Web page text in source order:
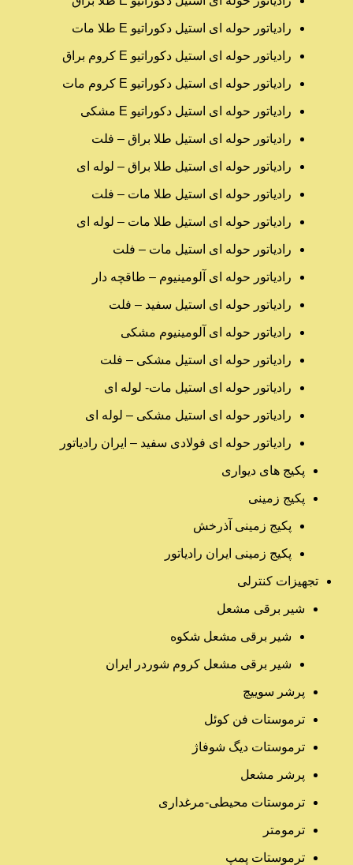
رادیاتور حوله ای استیل دکوراتیو E طلا مات
رادیاتور حوله ای استیل دکوراتیو E کروم براق
رادیاتور حوله ای استیل دکوراتیو E کروم مات
رادیاتور حوله ای استیل دکوراتیو E مشکی
رادیاتور حوله ای استیل طلا براق – فلت
رادیاتور حوله ای استیل طلا براق – لوله ای
رادیاتور حوله ای استیل طلا مات – فلت
رادیاتور حوله ای استیل طلا مات – لوله ای
رادیاتور حوله ای استیل مات – فلت
رادیاتور حوله ای آلومینیوم – طاقچه دار
رادیاتور حوله ای استیل سفید – فلت
رادیاتور حوله ای آلومینیوم مشکی
رادیاتور حوله ای استیل مشکی – فلت
رادیاتور حوله ای استیل مات- لوله ای
رادیاتور حوله ای استیل مشکی – لوله ای
رادیاتور حوله ای فولادی سفید – ایران رادیاتور
پکیج های دیواری
پکیج زمینی
پکیج زمینی آذرخش
پکیج زمینی ایران رادیاتور
تجهیزات کنترلی
شیر برقی مشعل
شیر برقی مشعل شکوه
شیر برقی مشعل کروم شوردر ایران
پرشر سوییچ
ترموستات فن کوئل
ترموستات دیگ شوفاژ
پرشر مشعل
ترموستات محیطی-مرغداری
ترمومتر
ترموستات پمپ